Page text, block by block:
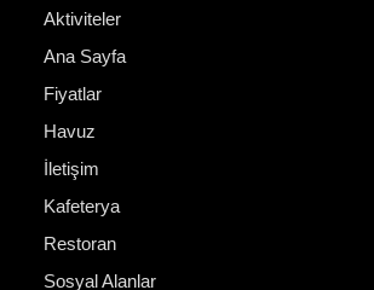
Aktiviteler
Ana Sayfa
Fiyatlar
Havuz
İletişim
Kafeterya
Restoran
Sosyal Alanlar